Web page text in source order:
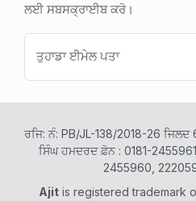
ਲਈ ਸਬਸਕ੍ਰਾਈਬ ਕਰੋ।
ਰਜਿ: ਨੰ: PB/JL-138/2018-26 ਜਿਲਦ
ਸਿੰਘ ਹਮਦਰਦ ਫ਼ੋਨ : 0181-
2455960,
Ajit is registered trademark